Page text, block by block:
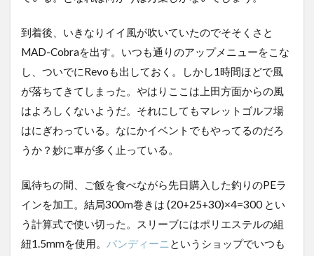
到着後、いきなりイイ風が吹いていたのでそそくさと
MAD-Cobraを出す。いつも通りのアップメニューをこな
し、ついでにRevoも出しておく。しかし1時間ほどで風
が落ちてきてしまった。やはりここは上田方面からの風
はよろしくないようだ。それにしてもマレットゴルフ場
はにぎわっている。なにかイベントでもやってるのだろ
うか？妙に車が多く止っている。
風待ちの間、ご飯を食べながら先日購入した釣りのPEラ
インを加工。結局300m巻きは (20+25+30)×4=300 とい
う計算式で使い切った。スリーブにはポリエステルの組
紐1.5mmを使用。 バンディーニ というショップでいつも